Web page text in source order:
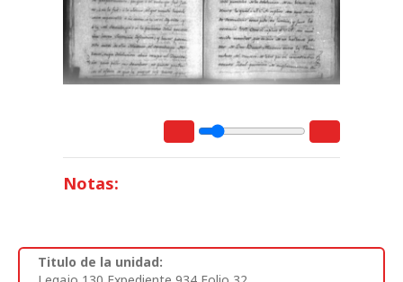
Notas:
Titulo de la unidad: